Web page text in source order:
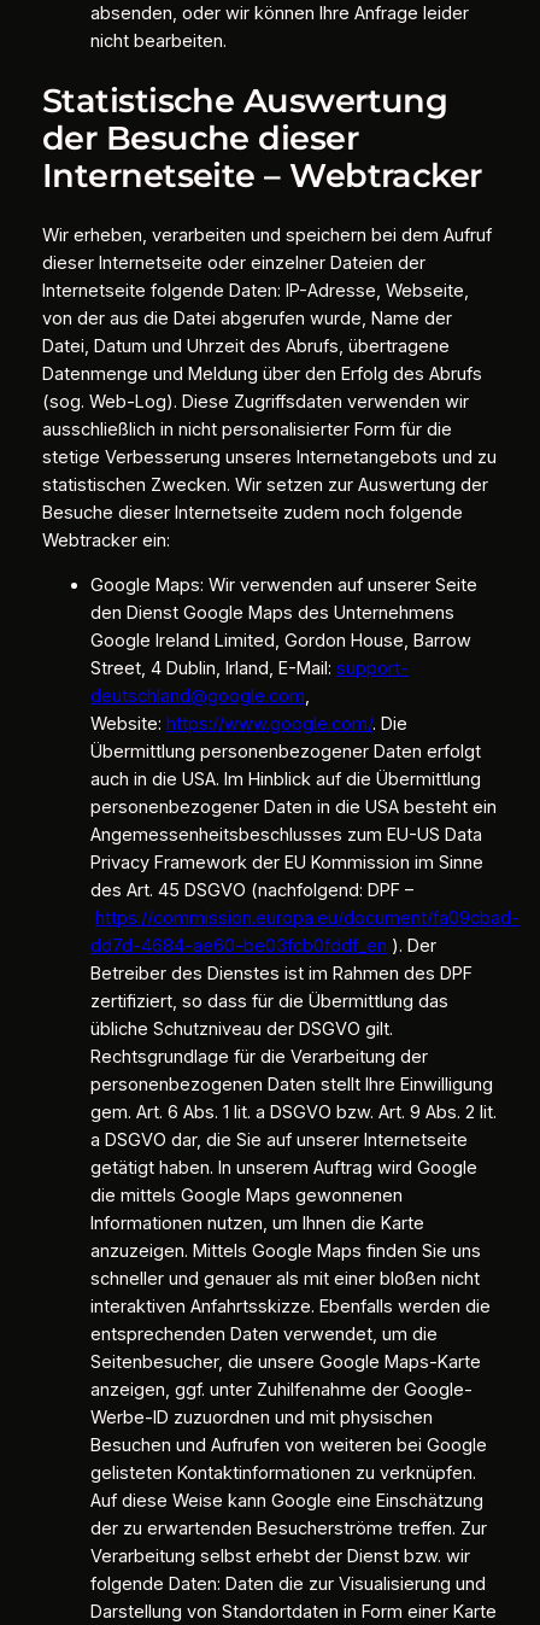
absenden, oder wir können Ihre Anfrage leider
nicht bearbeiten.
Statistische Auswertung
der Besuche dieser
Internetseite – Webtracker
Wir erheben, verarbeiten und speichern bei dem Aufruf
dieser Internetseite oder einzelner Dateien der
Internetseite folgende Daten: IP-Adresse, Webseite,
von der aus die Datei abgerufen wurde, Name der
Datei, Datum und Uhrzeit des Abrufs, übertragene
Datenmenge und Meldung über den Erfolg des Abrufs
(sog. Web-Log). Diese Zugriffsdaten verwenden wir
ausschließlich in nicht personalisierter Form für die
stetige Verbesserung unseres Internetangebots und zu
statistischen Zwecken. Wir setzen zur Auswertung der
Besuche dieser Internetseite zudem noch folgende
Webtracker ein:
Google Maps: Wir verwenden auf unserer Seite
den Dienst Google Maps des Unternehmens
Google Ireland Limited, Gordon House, Barrow
Street, 4 Dublin, Irland, E-Mail: support-
deutschland@google.com,
Website: https://www.google.com/. Die
Übermittlung personenbezogener Daten erfolgt
auch in die USA. Im Hinblick auf die Übermittlung
personenbezogener Daten in die USA besteht ein
Angemessenheitsbeschlusses zum EU-US Data
Privacy Framework der EU Kommission im Sinne
des Art. 45 DSGVO (nachfolgend: DPF –
https://commission.europa.eu/document/fa09cbad-
dd7d-4684-ae60-be03fcb0fddf_en ). Der
Betreiber des Dienstes ist im Rahmen des DPF
zertifiziert, so dass für die Übermittlung das
übliche Schutzniveau der DSGVO gilt.
Rechtsgrundlage für die Verarbeitung der
personenbezogenen Daten stellt Ihre Einwilligung
gem. Art. 6 Abs. 1 lit. a DSGVO bzw. Art. 9 Abs. 2 lit.
a DSGVO dar, die Sie auf unserer Internetseite
getätigt haben. In unserem Auftrag wird Google
die mittels Google Maps gewonnenen
Informationen nutzen, um Ihnen die Karte
anzuzeigen. Mittels Google Maps finden Sie uns
schneller und genauer als mit einer bloßen nicht
interaktiven Anfahrtsskizze. Ebenfalls werden die
entsprechenden Daten verwendet, um die
Seitenbesucher, die unsere Google Maps-Karte
anzeigen, ggf. unter Zuhilfenahme der Google-
Werbe-ID zuzuordnen und mit physischen
Besuchen und Aufrufen von weiteren bei Google
gelisteten Kontaktinformationen zu verknüpfen.
Auf diese Weise kann Google eine Einschätzung
der zu erwartenden Besucherströme treffen. Zur
Verarbeitung selbst erhebt der Dienst bzw. wir
folgende Daten: Daten die zur Visualisierung und
Darstellung von Standortdaten in Form einer Karte